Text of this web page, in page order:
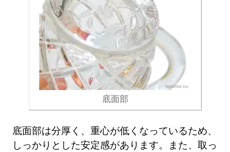
底面部
底面部は分厚く、重心が低くなっているため、
しっかりとした安定感があります。また、取っ